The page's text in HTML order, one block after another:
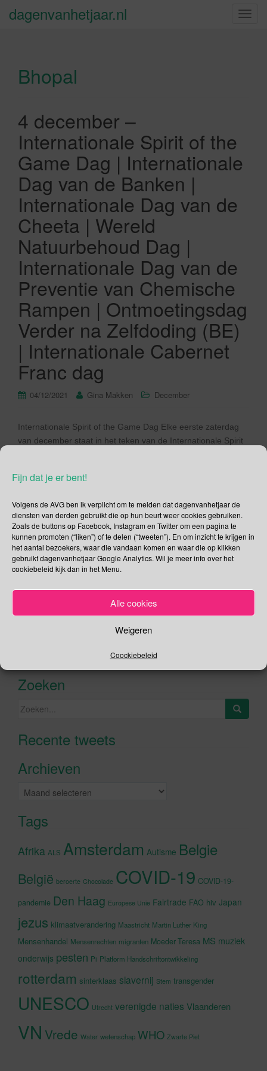
Fijn dat je er bent!
Volgens de AVG ben ik verplicht om te melden dat dagenvanhetjaar de
diensten van derden gebruikt die op hun beurt weer cookies gebruiken.
Zoals de buttons op Facebook, Instagram en Twitter om een pagina te
kunnen promoten (“liken”) of te delen (“tweeten”). En om inzicht te krijgen in
het aantal bezoekers, waar die vandaan komen en waar die op klikken
gebruikt dagenvanhetjaar Google Analytics. Wil je meer info over het
cookiebeleid kijk dan in het Menu.
Alle cookies
Weigeren
Coockiebeleid
S
dagenvanhetjaar.nl
Bhopal
4 december –
Internationale Spirit of the
Game Dag | Internationale
Dag van de Banken |
Internationale Dag van de
Cheeta | Wereld
Natuurbehoud Dag |
Internationale Dag van de
Preventie van Chemische
Rampen | Ontmoetingsdag
Verder na Zelfdoding (BE)
| Internationale Cabernet
Franc dag
04/12/2021 Gina Makken December
Internationale Spirit of the Game Dag Elke eerste zaterdag
van december staat in het teken van de Internationale Spirit
Kortweg Ultimate genoemd. Maar wat is Spirit of the Game?
Lees verder
Je kunt me volgen op
Zoeken
Zoeken
Recente tweetsKlik om marketing cookies te
Archieven
Archieven
Tags
Afrika ALS Amsterdam Autisme Belgie
België beroerte Chocolade COVID-19 COVID-19-
pandemie Den Haag Europese Unie Fairtrade FAO hiv Japan
jezus klimaatverandering Maastricht Martin Luther King
Mensenhandel Mensenrechten migranten Moeder Teresa MS muziek
onderwijs pesten Pi Platform Handschriftontwikkeling
rotterdam sinterklaas slavernij Stem transgender
UNESCO Utrecht verenigde naties Vlaanderen
VN Vrede Water wetenschap WHO Zwarte Piet